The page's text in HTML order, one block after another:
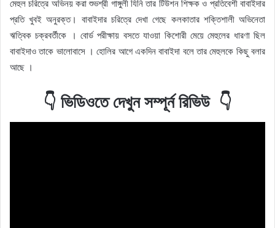
মেহুল চরিত্রে অভিনয় করা শুভশ্রী গাঙ্গুলী যিনি তার টিউশন শিক্ষক ও প্রতিবেশী বাবাইদার
প্রতি খুবই অনুরক্ত। বাবাইদার চরিত্রে দেখা গেছে কলকাতার শক্তিশালী অভিনেতা
ঋত্বিক চক্রবর্তীকে । বোর্ড পরীক্ষায় বসতে যাওয়া কিশোরী মেয়ে মেহুলের ধারণা ছিল
বাবাইদাও তাকে ভালোবাসে । হোলির আগে একদিন বাবাইদা বলে তার মেহুলকে কিছু বলার
আছে ।
👇 ভিডিওতে দেখুন সম্পূর্ন রিভিউ 👇